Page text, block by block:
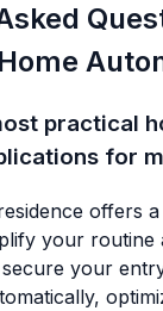
practical
for
offers
your
your